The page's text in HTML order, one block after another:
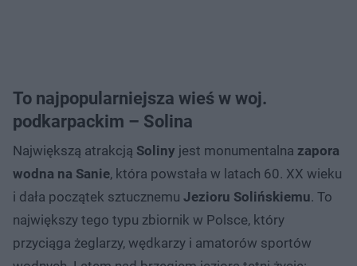
To najpopularniejsza wieś w woj.
podkarpackim – Solina
Największą atrakcją Soliny jest monumentalna zapora
wodna na Sanie, która powstała w latach 60. XX wieku
i dała początek sztucznemu Jezioru Solińskiemu. To
największy tego typu zbiornik w Polsce, który
przyciąga żeglarzy, wędkarzy i amatorów sportów